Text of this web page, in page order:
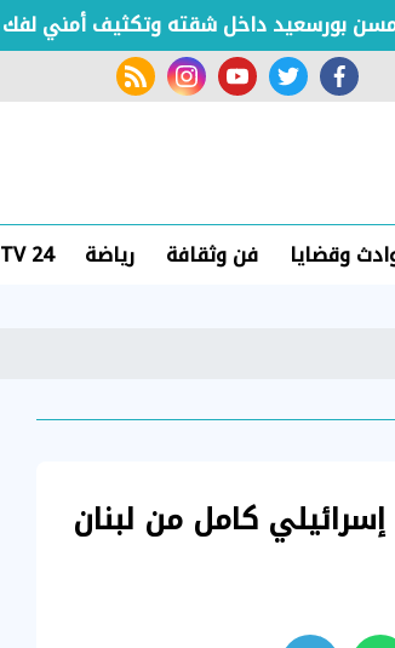
داخل شقته وتكثيف أمني لفك اللغز
facebook
twitter
youtube
instagram
rss feed
وقضايا فن وثقافة رياضة TV 24
كامل من لبنان